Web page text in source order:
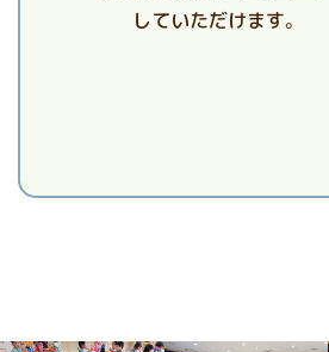
していただけます。